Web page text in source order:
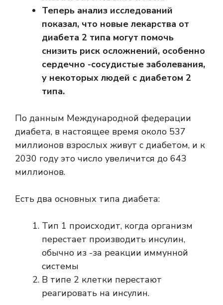
Теперь анализ исследований
показал, что новые лекарства от
диабета 2 типа могут помочь
снизить риск осложнений, особенно
сердечно -сосудистые заболевания,
у некоторых людей с диабетом 2
типа.
По данным Международной федерации
диабета, в настоящее время около 537
миллионов взрослых живут с диабетом, и к
2030 году это число увеличится до 643
миллионов.
Есть два основных типа диабета:
Тип 1 происходит, когда организм
перестает производить инсулин,
обычно из -за реакции иммунной
системы
В типе 2 клетки перестают
реагировать на инсулин.